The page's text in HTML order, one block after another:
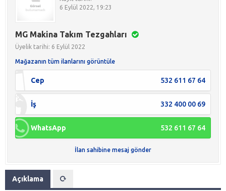
6 Eylül 2022, 19:23
MG Makina Takım Tezgahları
Üyelik tarihi: 6 Eylül 2022
Mağazanın tüm ilanlarını görüntüle
Cep 532 611 67 64
İş 332 400 00 69
WhatsApp 532 611 67 64
İlan sahibine mesaj gönder
Açıklama